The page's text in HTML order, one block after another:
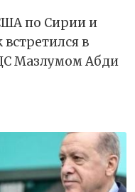
по Сирии и
в
Мазлумом Абди